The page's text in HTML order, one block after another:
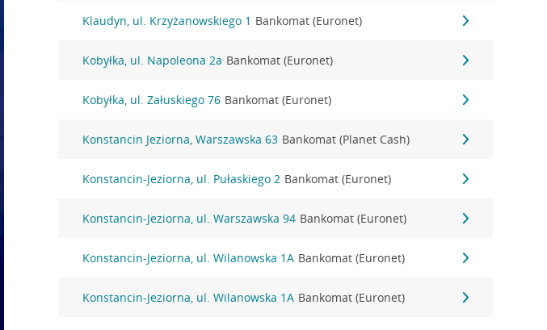
Klaudyn, ul. Krzyżanowskiego 1 Bankomat (Euronet)
Kobyłka, ul. Napoleona 2a Bankomat (Euronet)
Kobyłka, ul. Załuskiego 76 Bankomat (Euronet)
Konstancin Jeziorna, Warszawska 63 Bankomat (Planet Cash)
Konstancin-Jeziorna, ul. Pułaskiego 2 Bankomat (Euronet)
Konstancin-Jeziorna, ul. Warszawska 94 Bankomat (Euronet)
Konstancin-Jeziorna, ul. Wilanowska 1A Bankomat (Euronet)
Konstancin-Jeziorna, ul. Wilanowska 1A Bankomat (Euronet)